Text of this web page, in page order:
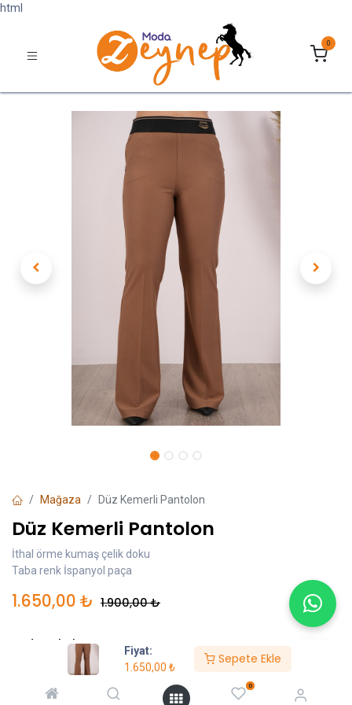
html
Fiyat:
1.650,00 ₺
Sepete Ekle
0
0
Mağaza Düz Kemerli Pantolon
Düz Kemerli Pantolon
İthal örme kumaş çelik doku
Taba renk İspanyol paça
1.650,00 ₺ 1.900,00₺
Beden Skalası Numara